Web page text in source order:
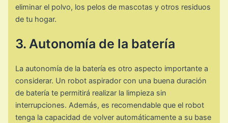
eliminar el polvo, los pelos de mascotas y otros residuos
de tu hogar.
3. Autonomía de la batería
La autonomía de la batería es otro aspecto importante a
considerar. Un robot aspirador con una buena duración
de batería te permitirá realizar la limpieza sin
interrupciones. Además, es recomendable que el robot
tenga la capacidad de volver automáticamente a su base